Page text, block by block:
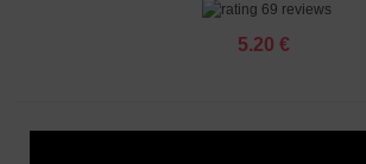
69 reviews
5.20 €